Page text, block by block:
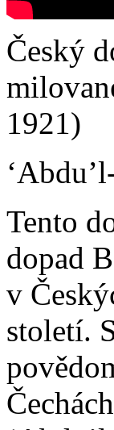
Český
1921)
Tento
dopad
v
století.